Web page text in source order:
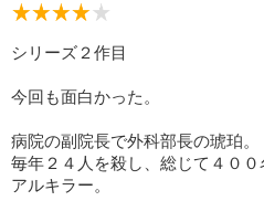
シリーズ２作目
今回も面白かった。
病院の副院長で外科部長の琥珀。
毎年２４人を殺し、総じて４０
アルキラー。